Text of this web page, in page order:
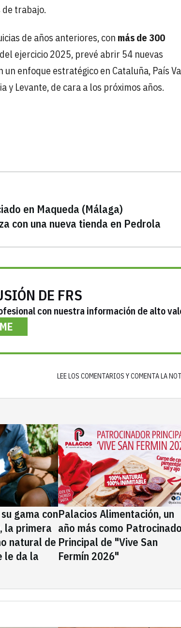
de trabajo.
de años anteriores, con más de 300
ejercicio 2025, prevé abrir 54 nuevas
enfoque estratégico en Cataluña, País
y Levante, de cara a los próximos años.
en Maqueda (Málaga)
con una nueva tienda en Pedrola
DE FRS
con nuestra información de alto
LEE LOS COMENTARIOS Y COMENTA LA
gama con
la primera
natural de
le da la
Palacios Alimentación, un
año más como
Principal de "Vive San
Fermín 2026"